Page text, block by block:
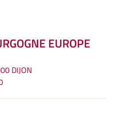
EUROPE
DIJON